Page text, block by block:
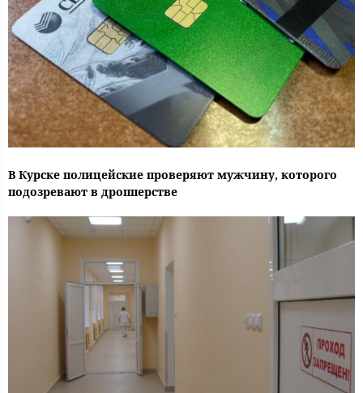
В Курске полицейские проверяют мужчину, которого
подозревают в дропперстве